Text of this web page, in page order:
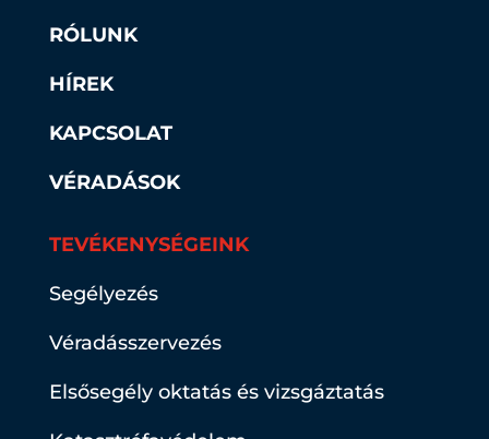
RÓLUNK
HÍREK
KAPCSOLAT
VÉRADÁSOK
TEVÉKENYSÉGEINK
Segélyezés
Véradásszervezés
Elsősegély oktatás és vizsgáztatás